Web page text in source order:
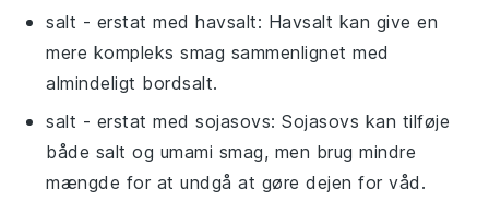
salt - erstat medhavsalt: Havsalt kan give en
mere kompleks smag sammenlignet med
almindeligt bordsalt.
salt - erstat medsojasovs: Sojasovs kan tilføje
både salt og umami smag, men brug mindre
mængde for at undgå at gøre dejen for våd.